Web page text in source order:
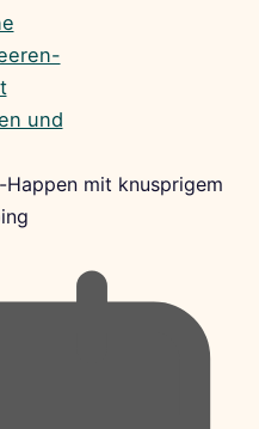
mit knusprigem